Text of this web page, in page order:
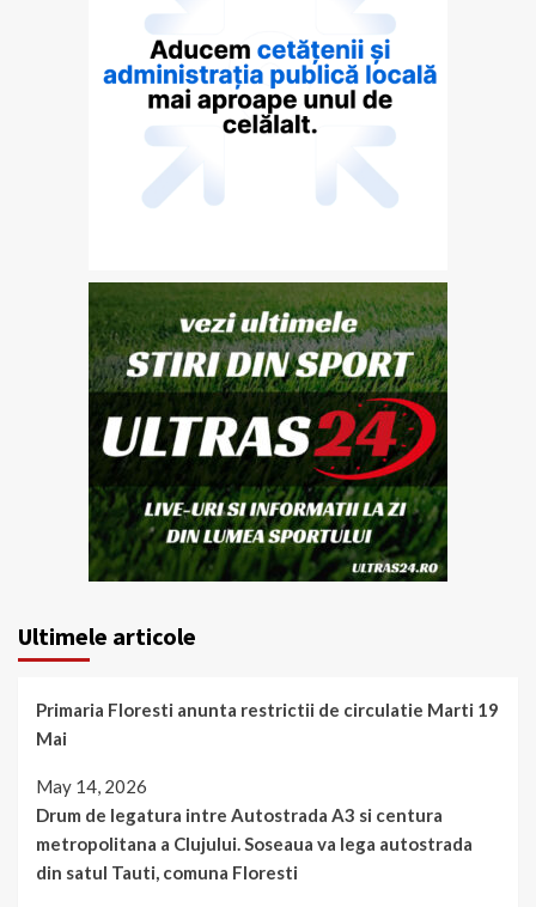
Ultimele articole
Primaria Floresti anunta restrictii de circulatie Marti 19
Mai
May 14, 2026
Drum de legatura intre Autostrada A3 si centura
metropolitana a Clujului. Soseaua va lega autostrada
din satul Tauti, comuna Floresti